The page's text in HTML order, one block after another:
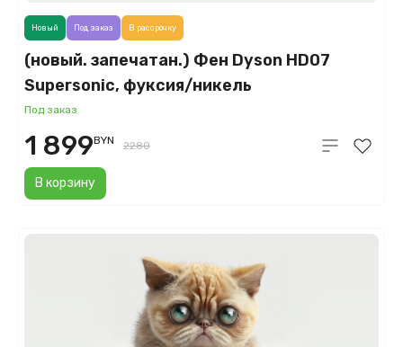
(новый. запечатан.) Фен Dyson HD07
Supersonic, фуксия/никель
(Fuchsia/Nickel)
Под заказ
В корзину
Новый Под заказ В рассрочку
1 899BYN 2280